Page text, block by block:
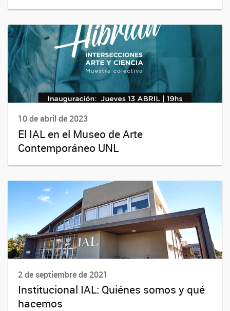
10 de abril de 2023
El IAL en el Museo de Arte
Contemporáneo UNL
2 de septiembre de 2021
Institucional IAL: Quiénes somos y qué
hacemos